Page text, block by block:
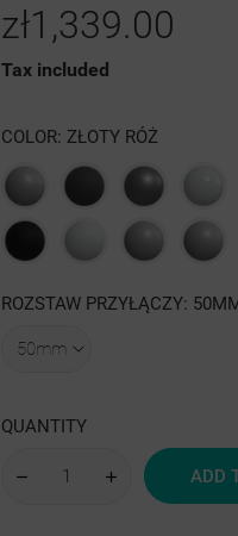
zł1,339.00
Tax included
COLOR: ZŁOTY RÓŻ
Szary
struktura
Grafit Antracyt
struktura
Biały
Czarna
struktura
Biały
mat
Szary 4
luty
ROZSTAW PRZYŁĄCZY:
QUANTITY
ADD